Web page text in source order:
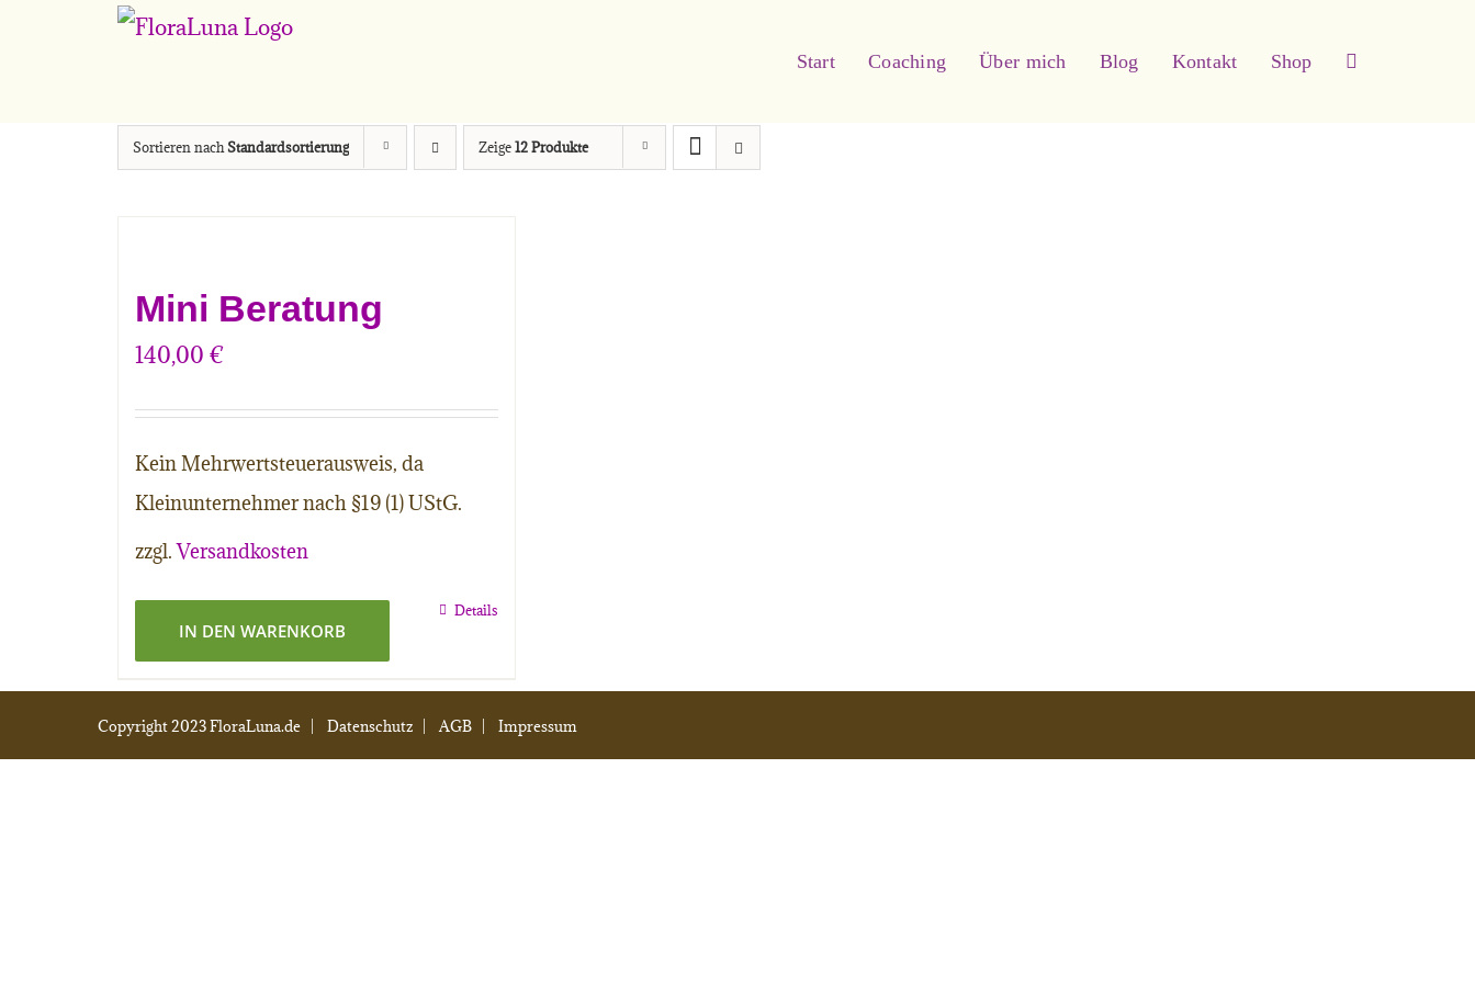
Start Coaching Über mich Blog Kontakt Shop
Sortieren nach Standardsortierung Zeige12 Produkte
Mini Beratung
140,00€
Kein Mehrwertsteuerausweis, da
Kleinunternehmer nach §19 (1) UStG.
zzgl.Versandkosten
IN DEN WARENKORB
Details
Copyright 2023 FloraLuna.de |Datenschutz |AGB |Impressum